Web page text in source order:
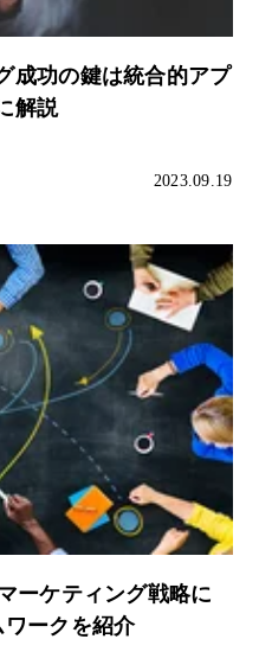
成功の鍵は統合的アプ
解説
2023.09.19
ーケティング戦略に
ークを紹介